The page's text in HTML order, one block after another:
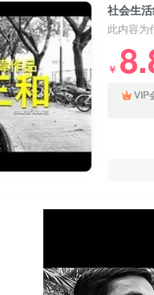
社会生
此内容为
￥
VIP